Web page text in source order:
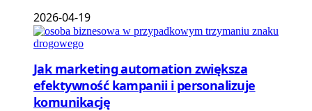
2026-04-19
Jak marketing automation zwiększa
efektywność kampanii i personalizuje
komunikację